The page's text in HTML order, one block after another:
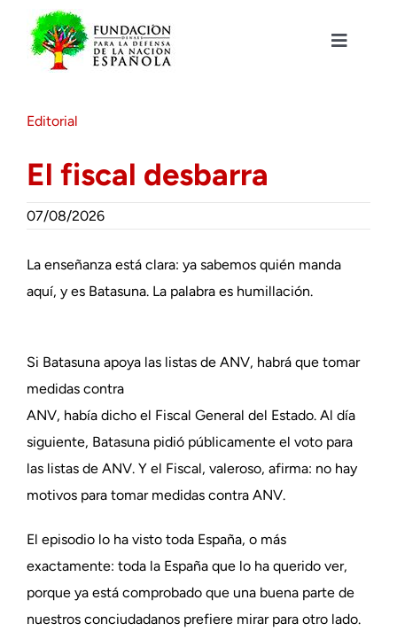
contenido
Toggle
Actualidad
Actividades
Editorial
El fiscal desbarra
07/08/2026
La enseñanza está clara: ya sabemos quién manda
aquí, y es Batasuna. La palabra es humillación.
Si Batasuna apoya las listas de ANV, habrá que tomar
medidas contra
ANV, había dicho el Fiscal General del Estado. Al día
siguiente, Batasuna pidió públicamente el voto para
las listas de ANV. Y el Fiscal, valeroso, afirma: no hay
motivos para tomar medidas contra ANV.
El episodio lo ha visto toda España, o más
exactamente: toda la España que lo ha querido ver,
porque ya está comprobado que una buena parte de
nuestros conciudadanos prefiere mirar para otro lado.